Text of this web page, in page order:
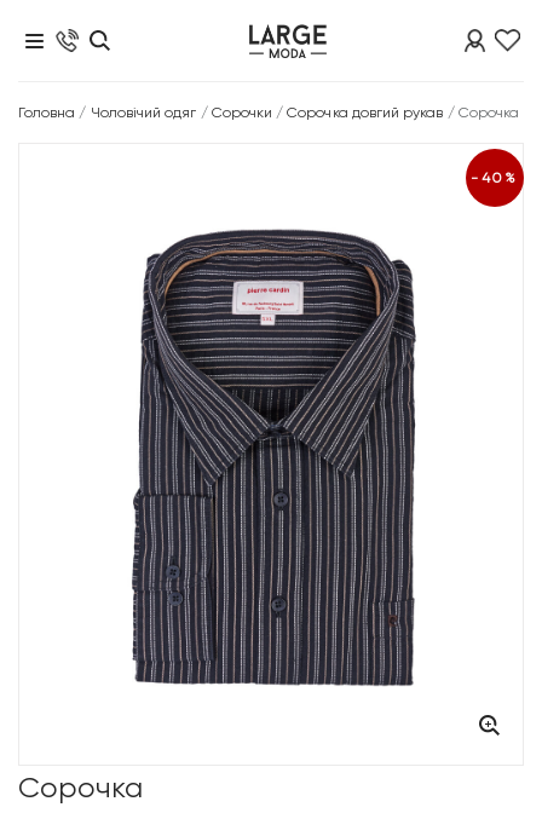
Головна / Чоловічий одяг / Сорочки /Сорочка довгий рукав / Сорочка
-40%
Сорочка